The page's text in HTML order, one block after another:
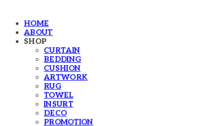
HOME
ABOUT
SHOP
CURTAIN
BEDDING
CUSHION
ARTWORK
RUG
TOWEL
INSURT
DECO
PROMOTION